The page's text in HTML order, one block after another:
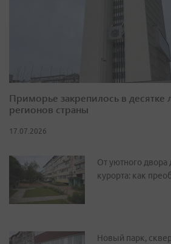
Приморье закрепилось в десятке
регионов страны
17.07.2026
От уютного
курорта: как
Новый парк,